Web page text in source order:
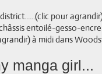
pour
entoilé-gesso-
à midi dans
manga girl...